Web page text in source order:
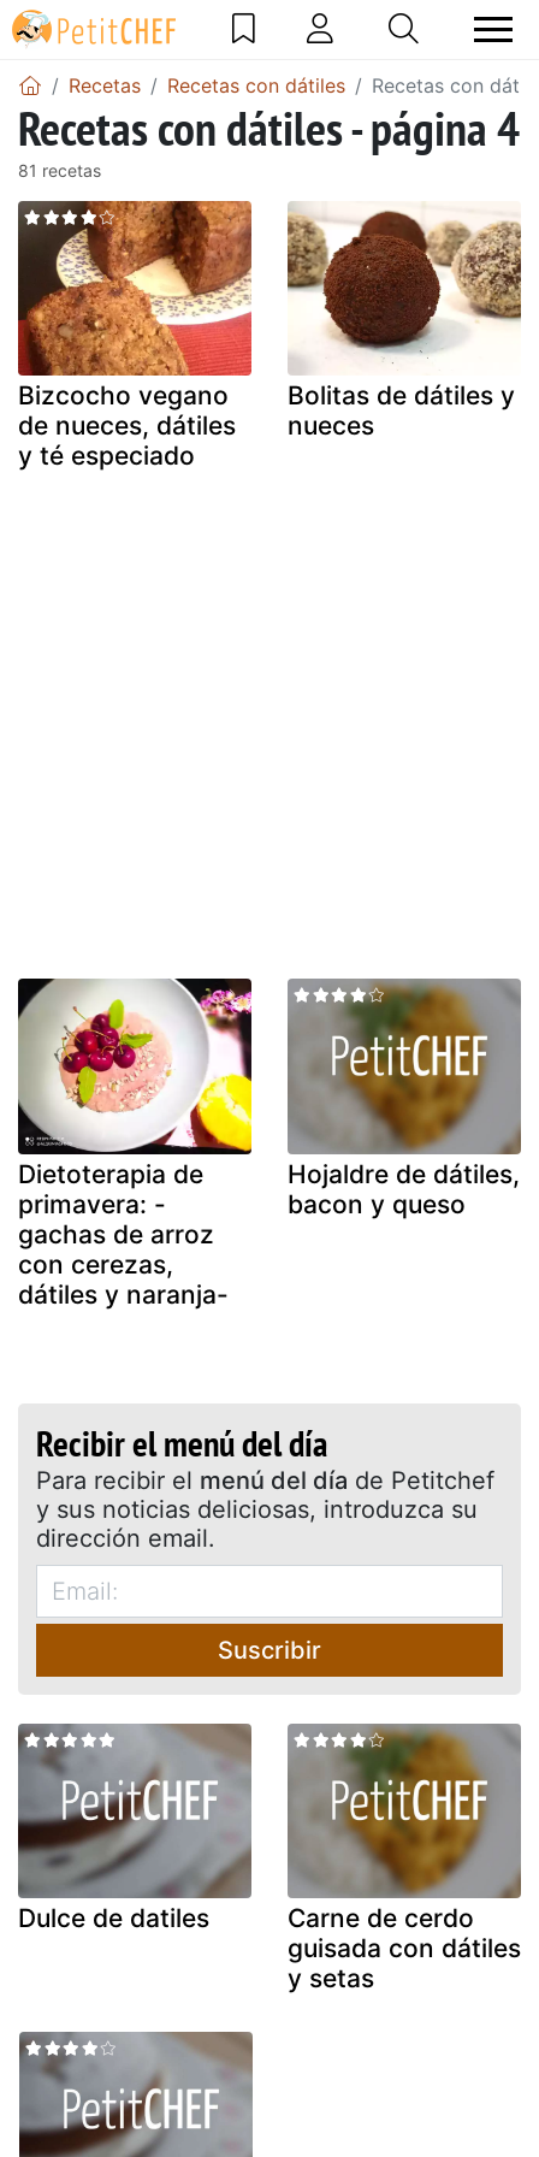
Recetas Recetas con dátiles Recetas con
Recetas con dátiles - página 4
81 recetas
Bizcocho vegano
de nueces, dátiles
y té especiado
Bolitas de dátiles y
nueces
Dietoterapia de
primavera: -
gachas de arroz
con cerezas,
dátiles y naranja-
Hojaldre de dátiles,
bacon y queso
Recibir el menú del día
Para recibir el menú del día de Petitchef
y sus noticias deliciosas, introduzca su
dirección email.
Suscribir
Dulce de datiles
Carne de cerdo
guisada con dátiles
y setas